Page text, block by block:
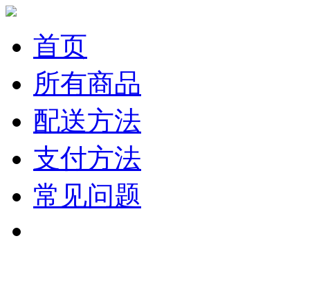
首页
所有商品
配送方法
支付方法
常见问题